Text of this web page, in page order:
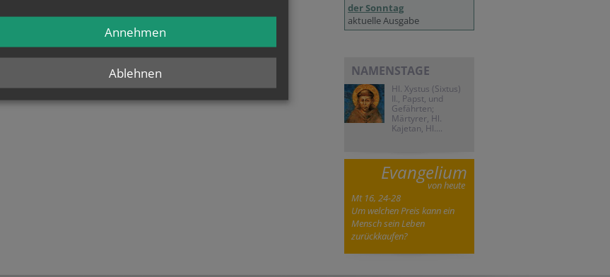
der Sonntag
aktuelle Ausgabe
NAMENSTAGE
Hl. Xystus (Sixtus)
II., Papst, und
Gefährten;
Märtyrer, Hl.
Kajetan, Hl....
Evangelium
von heute
Mt 16, 24-28
Um welchen Preis kann ein
Mensch sein Leben
zurückkaufen?
Ablehnen
Annehmen